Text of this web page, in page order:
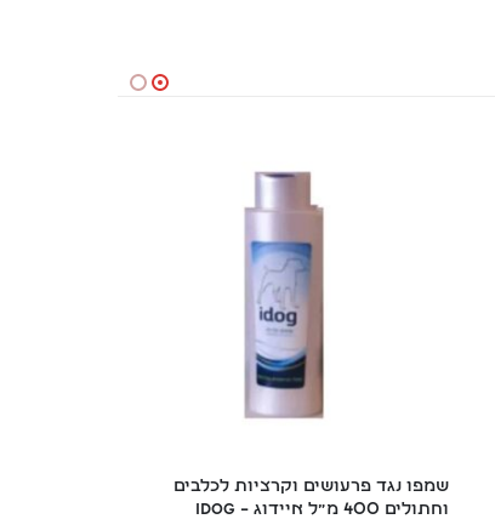
שמפו נגד פרעושים וקרציות לכלבים
וחתולים 400 מ"ל איידוג – iDog